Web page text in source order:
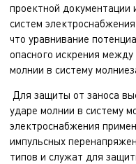
проектной
систем
что уравнивание
опасного искрения
молнии в систему
Для защиты от заноса
ударе молнии в систему
электроснабжения
импульсных
типов и служат для